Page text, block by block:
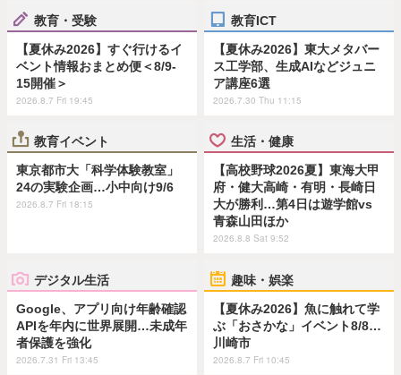
教育・受験
【夏休み2026】すぐ行けるイ
ベント情報おまとめ便＜8/9-
15開催＞
2026.8.7 Fri 19:45
教育ICT
【夏休み2026】東大メタバー
ス工学部、生成AIなどジュニ
ア講座6選
2026.7.30 Thu 11:15
教育イベント
東京都市大「科学体験教室」
24の実験企画…小中向け9/6
2026.8.7 Fri 18:15
生活・健康
【高校野球2026夏】東海大甲
府・健大高崎・有明・長崎日
大が勝利…第4日は遊学館vs
青森山田ほか
2026.8.8 Sat 9:52
デジタル生活
Google、アプリ向け年齢確認
APIを年内に世界展開…未成年
者保護を強化
2026.7.31 Fri 13:45
趣味・娯楽
【夏休み2026】魚に触れて学
ぶ「おさかな」イベント8/8…
川崎市
2026.8.7 Fri 10:45